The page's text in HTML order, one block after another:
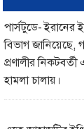
পার্সটুডে- ইরানের
বিভাগ জানিয়েছে,
প্রণালীর
হামলা চালায়।